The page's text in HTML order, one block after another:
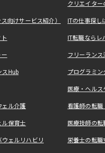
クリエイタ
向けサービス紹介） ITの仕事探
IT転職なら
フリーラン
スHub プログラミ
医療・ヘル
ェル介護 看護師の転
ル保育士 医療技師の
ェルリハビリ 栄養士の転